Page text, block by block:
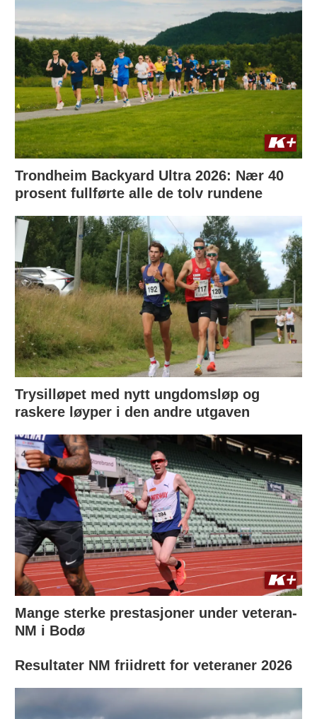
Trondheim Backyard Ultra 2026: Nær 40
prosent fullførte alle de tolv rundene
Trysilløpet med nytt ungdomsløp og
raskere løyper i den andre utgaven
Mange sterke prestasjoner under veteran-
NM i Bodø
Resultater NM friidrett for veteraner 2026